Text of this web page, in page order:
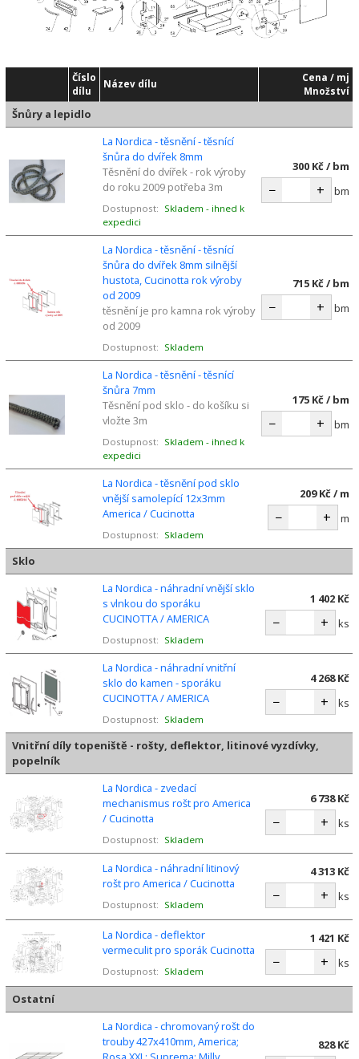
Číslo
dílu
Název dílu
Cena / mj
Množství
Šnůry a lepidlo
La Nordica - těsnění - těsnící
šnůra do dvířek 8mm
Těsnění do dvířek - rok výroby
do roku 2009 potřeba 3m
Dostupnost: Skladem - ihned k
expedici
300 Kč / bm
− + bm
La Nordica - těsnění - těsnící
šnůra do dvířek 8mm silnější
hustota, Cucinotta rok výroby
od 2009
těsnění je pro kamna rok výroby
od 2009
Dostupnost: Skladem
715 Kč / bm
− + bm
La Nordica - těsnění - těsnící
šnůra 7mm
Těsnění pod sklo - do košíku si
vložte 3m
Dostupnost: Skladem - ihned k
expedici
175 Kč / bm
− + bm
La Nordica - těsnění pod sklo
vnější samolepící 12x3mm
America / Cucinotta
Dostupnost: Skladem
209 Kč / m
− + m
Sklo
La Nordica - náhradní vnější sklo
s vlnkou do sporáku
CUCINOTTA / AMERICA
Dostupnost: Skladem
1 402 Kč
− + ks
La Nordica - náhradní vnitřní
sklo do kamen - sporáku
CUCINOTTA / AMERICA
Dostupnost: Skladem
4 268 Kč
− + ks
Vnitřní díly topeniště - rošty, deflektor, litinové vyzdívky,
popelník
La Nordica - zvedací
mechanismus rošt pro America
/ Cucinotta
Dostupnost: Skladem
6 738 Kč
− + ks
La Nordica - náhradní litinový
rošt pro America / Cucinotta
Dostupnost: Skladem
4 313 Kč
− + ks
La Nordica - deflektor
vermeculit pro sporák Cucinotta
Dostupnost: Skladem
1 421 Kč
− + ks
Ostatní
La Nordica - chromovaný rošt do
trouby 427x410mm, America;
828 Kč